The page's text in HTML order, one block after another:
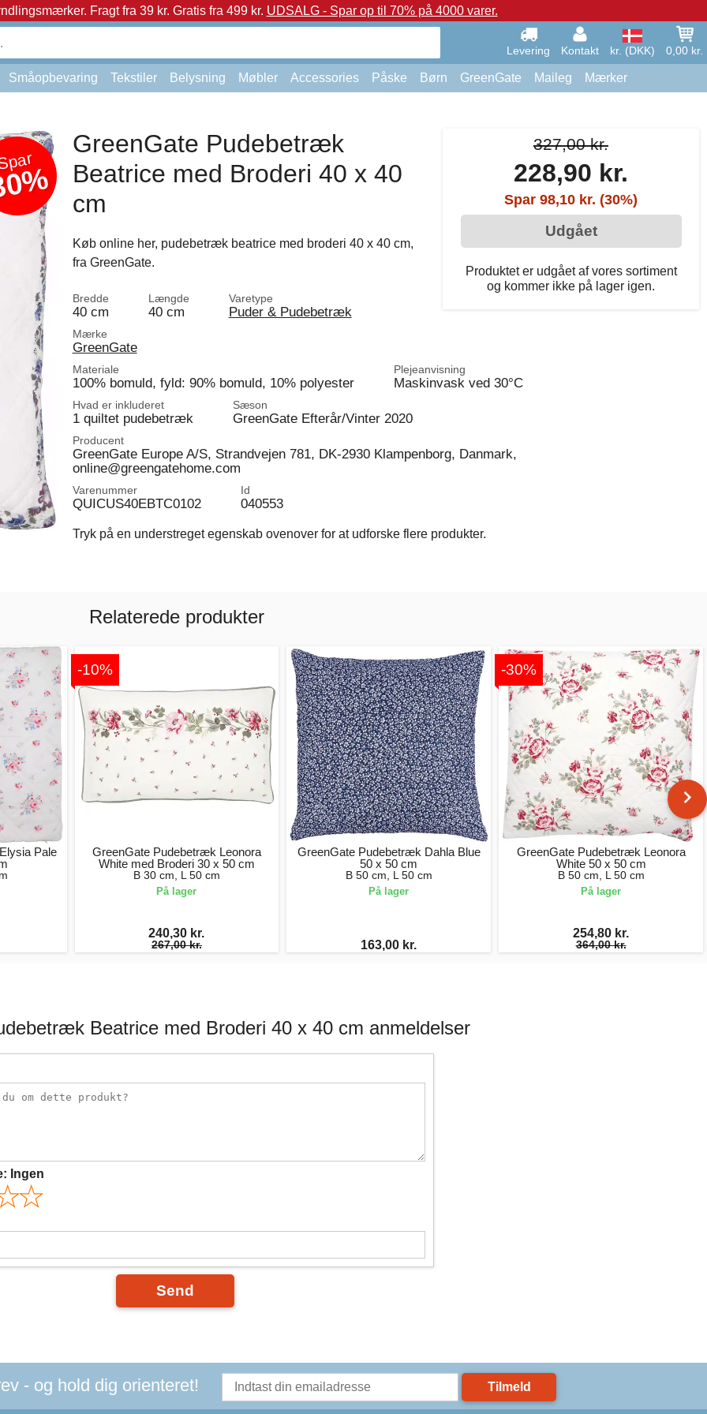
Fragt fra 39 kr. Gratis fra 499 kr. UDSALG - Spar op til 70% på 4000 varer.
Levering Kontakt kr. (DKK) 0,00 kr.
Småopbevaring Tekstiler Belysning Møbler Accessories Påske Børn GreenGate Maileg Mærker
327,00 kr.
228,90 kr.
Spar 98,10 kr. (30%)
Udgået
Produktet er udgået af vores sortiment
og kommer ikke på lager igen.
GreenGate Pudebetræk
Beatrice med Broderi 40 x 40
cm
Køb online her, pudebetræk beatrice med broderi 40 x 40 cm,
fra GreenGate.
Bredde
40 cm
Længde
40 cm
Varetype
Puder & Pudebetræk
Mærke
GreenGate
Materiale
100% bomuld, fyld: 90% bomuld, 10% polyester
Plejeanvisning
Maskinvask ved 30°C
Hvad er inkluderet
1 quiltet pudebetræk
Sæson
GreenGate Efterår/Vinter 2020
Producent
GreenGate Europe A/S, Strandvejen 781, DK-2930 Klampenborg, Danmark,
online@greengatehome.com
Varenummer
QUICUS40EBTC0102
Id
040553
Tryk på en understreget egenskab ovenover for at udforske flere produkter.
Relaterede produkter
Pale
-10%
GreenGate Pudebetræk Leonora
White med Broderi 30 x 50 cm
B 30 cm, L 50 cm
På lager
240,30 kr.
267,00 kr.
GreenGate Pudebetræk Dahla Blue
50 x 50 cm
B 50 cm, L 50 cm
På lager
163,00 kr.
-30%
GreenGate Pudebetræk Leonora
White 50 x 50 cm
B 50 cm, L 50 cm
På lager
254,80 kr.
364,00 kr.
Beatrice med Broderi 40 x 40 cm anmeldelser
Ingen
Send
- og hold dig orienteret! Tilmeld